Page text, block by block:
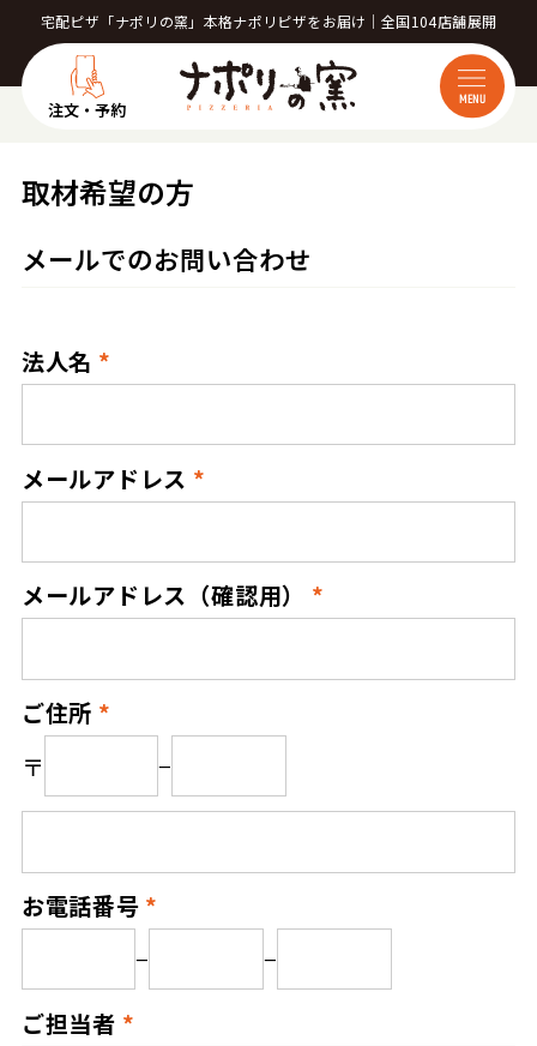
宅配ピザ「ナポリの窯」本格ナポリピザをお届け｜全国104店舗展開
注文・予約 MENU
取材希望の方
メールでのお問い合わせ
法人名
メールアドレス
メールアドレス（確認用）
ご住所
〒
−
お電話番号
−
−
ご担当者